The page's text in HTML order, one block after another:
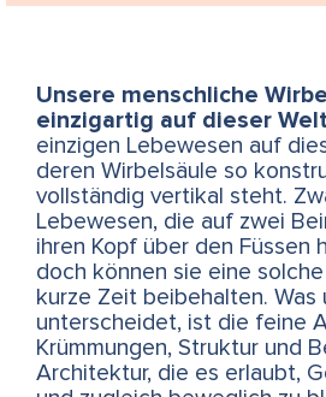
Unsere menschliche
einzigartig auf dieser
einzigen Lebewesen auf
deren Wirbelsäule so
vollständig vertikal steht.
Lebewesen, die auf zwei
ihren Kopf über den Füssen
doch können sie eine
kurze Zeit beibehalten. Was
unterscheidet, ist die feine
Krümmungen, Struktur und
Architektur, die es erlaubt,